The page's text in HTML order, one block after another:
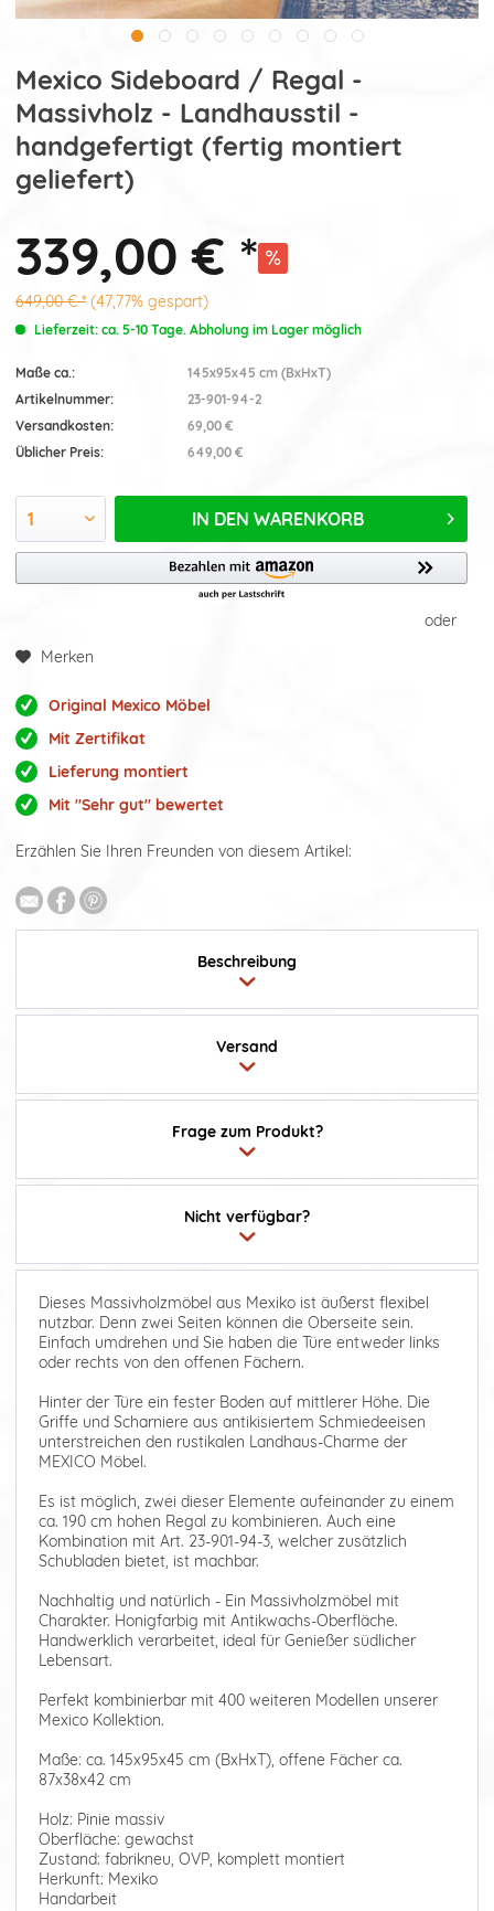
Mexico Sideboard / Regal -
Massivholz - Landhausstil -
handgefertigt (fertig montiert
geliefert)
339,00 € *
649,00 € * (47,77% gespart)
Lieferzeit: ca. 5-10 Tage. Abholung im Lager möglich
Maße ca.:
145x95x45 cm (BxHxT)
Artikelnummer:
23-901-94-2
Versandkosten:
69,00 €
Üblicher Preis:
649,00 €
IN DEN WARENKORB
oder
Merken
Original Mexico Möbel
Mit Zertifikat
Lieferung montiert
Mit "Sehr gut" bewertet
Erzählen Sie Ihren Freunden von diesem Artikel:
Beschreibung
Frage zum Produkt?
Versand
Nicht verfügbar?
Dieses Massivholzmöbel aus Mexiko ist äußerst flexibel
nutzbar. Denn zwei Seiten können die Oberseite sein.
Einfach umdrehen und Sie haben die Türe entweder links
oder rechts von den offenen Fächern.
Hinter der Türe ein fester Boden auf mittlerer Höhe. Die
Griffe und Scharniere aus antikisiertem Schmiedeeisen
unterstreichen den rustikalen Landhaus-Charme der
MEXICO Möbel.
Es ist möglich, zwei dieser Elemente aufeinander zu einem
ca. 190 cm hohen Regal zu kombinieren. Auch eine
Kombination mit Art. 23-901-94-3, welcher zusätzlich
Schubladen bietet, ist machbar.
Nachhaltig und natürlich - Ein Massivholzmöbel mit
Charakter. Honigfarbig mit Antikwachs-Oberfläche.
Handwerklich verarbeitet, ideal für Genießer südlicher
Lebensart.
Perfekt kombinierbar mit 400 weiteren Modellen unserer
Mexico Kollektion.
Maße: ca. 145x95x45 cm (BxHxT), offene Fächer ca.
87x38x42 cm
Holz: Pinie massiv
Oberfläche: gewachst
Zustand: fabrikneu, OVP, komplett montiert
Herkunft: Mexiko
Handarbeit